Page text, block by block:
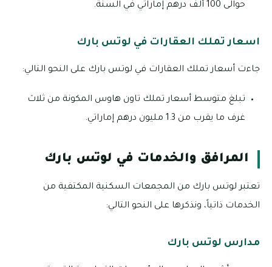
حوالى 100 ألف درهم إماراتي في السنة.
اسعار تملك العقارات في لوتس بارك
جاءت أسعار تملك العقارات في لوتس بارك على النحو التالي:
تبلغ متوسط أسعار تملك تاون هاوس المكونة من ثلاث
غرف ما يقرب من 1.3 مليون درهم إماراتي.
المرافق والخدمات في لوتس بارك
تعتبر لوتس بارك من المجمعات السكنية المكتفية من
الخدمات ذاتياً، ونذكرها على النحو التالي:
مدارس لوتس بارك